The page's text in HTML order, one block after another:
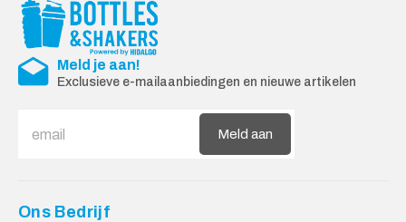
Meld je aan!
Exclusieve e-mailaanbiedingen en nieuwe artikelen
Meld aan
Ons Bedrijf